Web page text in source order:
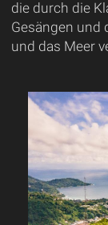
die durch die
Gesängen und
und das Meer